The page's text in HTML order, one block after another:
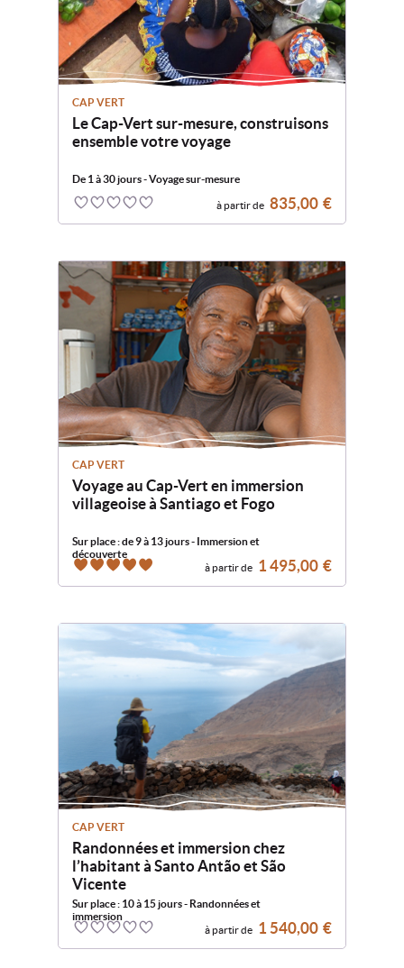
Indonésie
Italie
Kirghizistan
Mongolie
Népal
Pérou
Sri Lanka
Vietnam
Conseils d’experts
Infos et actus
Départs garantis
Peut-on encore voyager
sereinement aujourd’hui ?
CONTACTEZ-NOUS
CAP VERT
Le Cap-Vert sur-mesure, construisons
ensemble votre voyage
De 1 à 30 jours - Voyage sur-mesure
à partir de 835,00 €
0
CAP VERT
Voyage au Cap-Vert en immersion
villageoise à Santiago et Fogo
Sur place : de 9 à 13 jours - Immersion et
découverte
à partir de 1 495,00 €
5
CAP VERT
Randonnées et immersion chez
l’habitant à Santo Antão et São
Vicente
Sur place : 10 à 15 jours - Randonnées et
immersion
à partir de 1 540,00 €
0